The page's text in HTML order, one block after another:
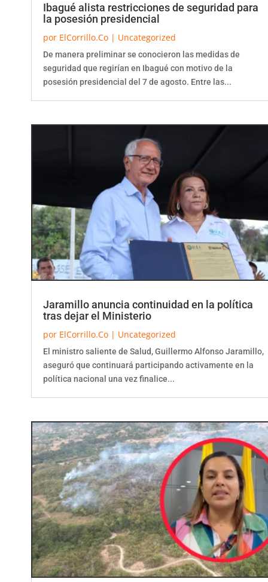
Ibagué alista restricciones de seguridad para
la posesión presidencial
por ElCorrillo.Co | Uncategorized
De manera preliminar se conocieron las medidas de
seguridad que regirían en Ibagué con motivo de la
posesión presidencial del 7 de agosto. Entre las...
Jaramillo anuncia continuidad en la política
tras dejar el Ministerio
por ElCorrillo.Co | Uncategorized
El ministro saliente de Salud, Guillermo Alfonso Jaramillo,
aseguró que continuará participando activamente en la
política nacional una vez finalice...